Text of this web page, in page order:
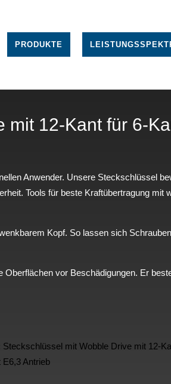
PRODUKTE
12-Kant für 6-
Anwender. Unsere Steckschlüssel
Tools für beste Kraftübertragung
Kopf. So lassen sich
vor Beschädigungen. Er